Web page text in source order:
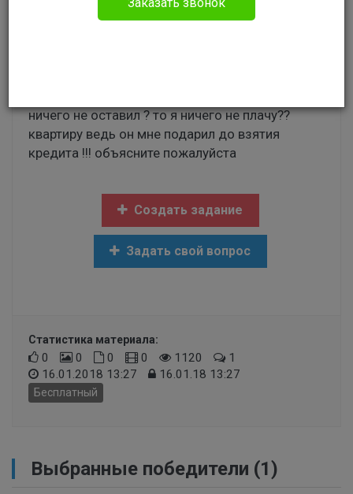
здравствуйте!такой вопрос если отец
ничего не оставил ? то я ничего не плачу??
квартиру ведь он мне подарил до взятия
кредита !!! объясните пожалуйста
Создать задание
Задать свой вопрос
Статистика материала:
0 0 0 0 1120
1
16.01.2018 13:27
16.01.18 13:27
Бесплатный
Выбранные победители (1)